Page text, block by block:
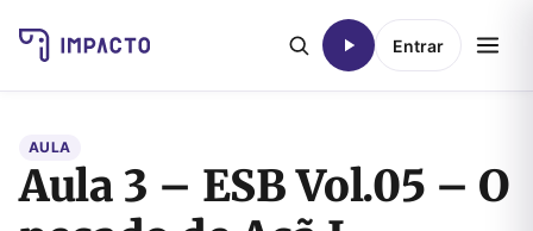
Entrar
AULA
Aula 3 – ESB Vol.05 – O